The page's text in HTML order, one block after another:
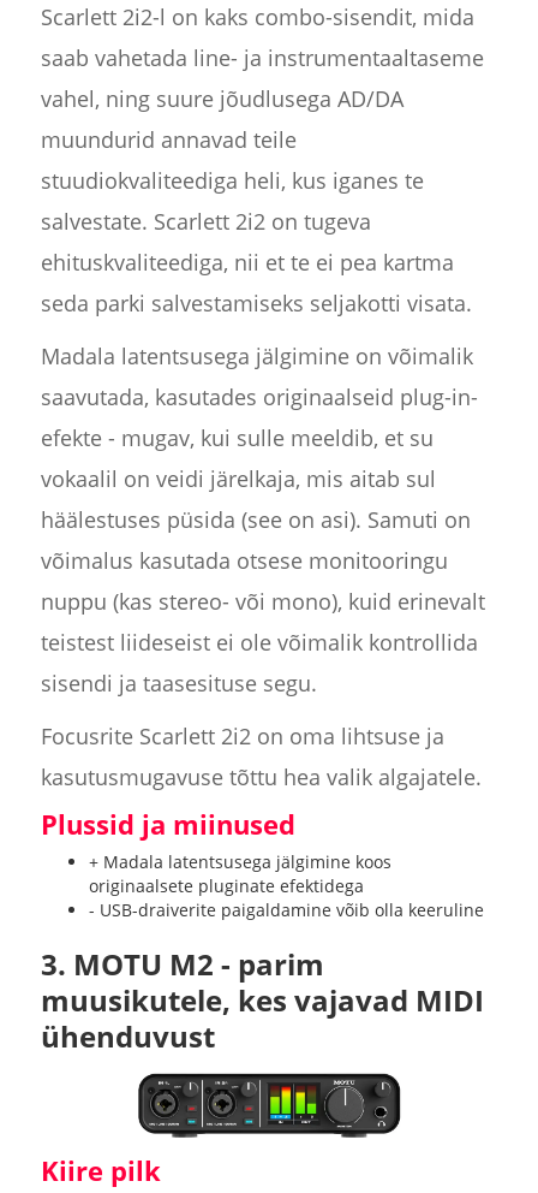
Scarlett 2i2-l on kaks combo-sisendit, mida
saab vahetada line- ja instrumentaaltaseme
vahel, ning suure jõudlusega AD/DA
muundurid annavad teile
stuudiokvaliteediga heli, kus iganes te
salvestate. Scarlett 2i2 on tugeva
ehituskvaliteediga, nii et te ei pea kartma
seda parki salvestamiseks seljakotti visata.
Madala latentsusega jälgimine on võimalik
saavutada, kasutades originaalseid plug-in-
efekte - mugav, kui sulle meeldib, et su
vokaalil on veidi järelkaja, mis aitab sul
häälestuses püsida (see on asi). Samuti on
võimalus kasutada otsese monitooringu
nuppu (kas stereo- või mono), kuid erinevalt
teistest liideseist ei ole võimalik kontrollida
sisendi ja taasesituse segu.
Focusrite Scarlett 2i2 on oma lihtsuse ja
kasutusmugavuse tõttu hea valik algajatele.
Plussid ja miinused
+ Madala latentsusega jälgimine koos
originaalsete pluginate efektidega
- USB-draiverite paigaldamine võib olla keeruline
3. MOTU M2 - parim
muusikutele, kes vajavad MIDI
ühenduvust
Kiire pilk